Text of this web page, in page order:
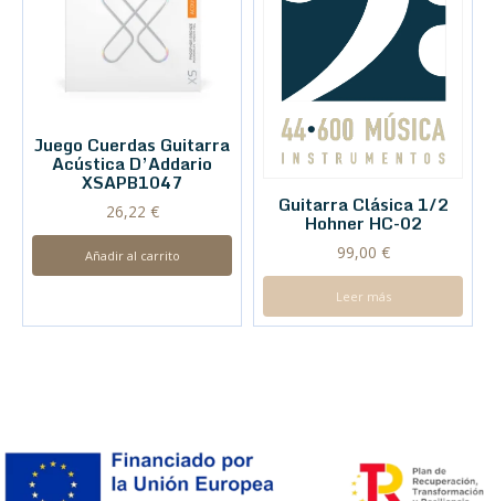
Juego Cuerdas Guitarra
Acústica D’Addario
XSAPB1047
26,22 €
Añadir al carrito
Guitarra Clásica 1/2
Hohner HC-02
99,00 €
Leer más